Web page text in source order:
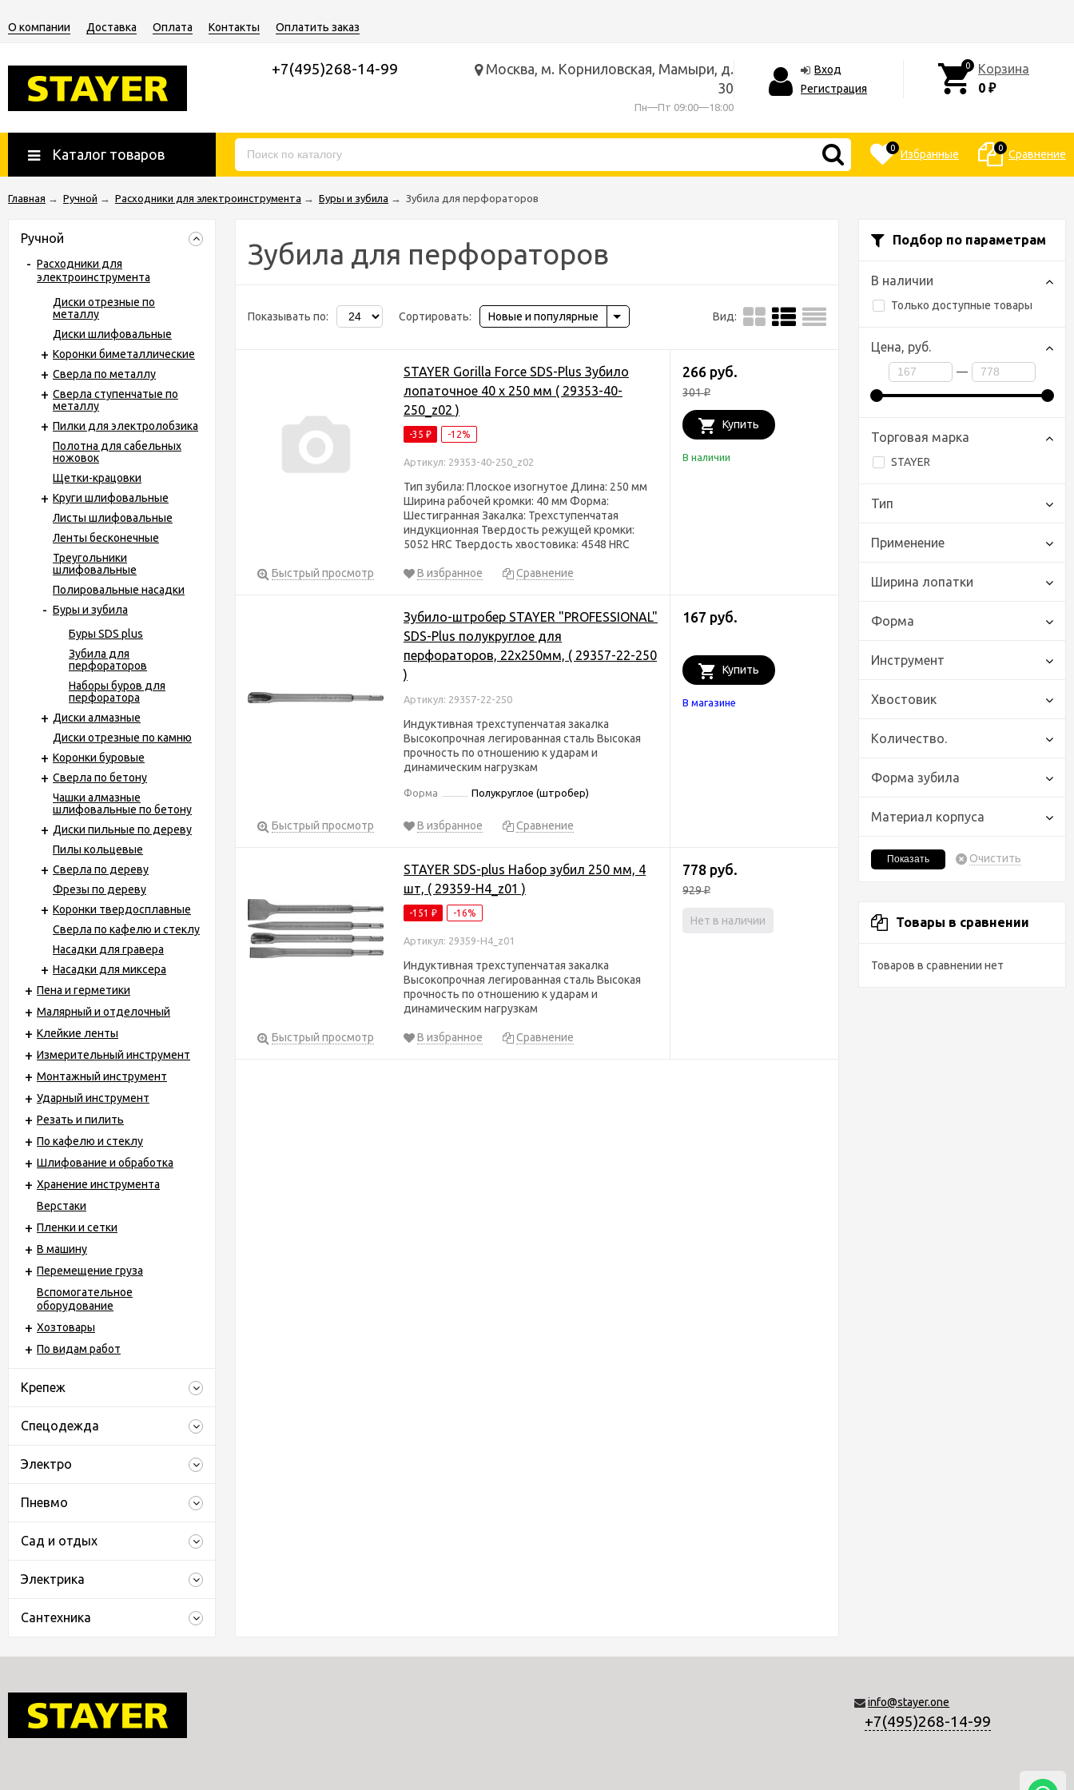
О компании Доставка Оплата Контакты Оплатить заказ
+7(495)268-14-99
Москва, м. Корниловская, Мамыри, д.
30
Пн—Пт 09:00—18:00
Вход
Регистрация
0
Корзина
0 ₽
Каталог товаров 0 Избранные 0 Сравнение
Главная → Ручной → Расходники для электроинструмента → Буры и зубила → Зубила для перфораторов
Подбор по параметрам
В наличии
Только доступные товары
Цена, руб.
—
Торговая марка
STAYER
Тип
Применение
Ширина лопатки
Форма
Инструмент
Хвостовик
Количество.
Форма зубила
Материал корпуса
Очистить
Товары в сравнении
Товаров в сравнении нет
Ручной
Расходники для
электроинструмента
Диски отрезные по
металлу
Диски шлифовальные
Коронки биметаллические
Сверла по металлу
Сверла ступенчатые по
металлу
Пилки для электролобзика
Полотна для сабельных
ножовок
Щетки-крацовки
Круги шлифовальные
Листы шлифовальные
Ленты бесконечные
Треугольники
шлифовальные
Полировальные насадки
Буры и зубила
Буры SDS plus
Зубила для
перфораторов
Наборы буров для
перфоратора
Диски алмазные
Диски отрезные по камню
Коронки буровые
Сверла по бетону
Чашки алмазные
шлифовальные по бетону
Диски пильные по дереву
Пилы кольцевые
Сверла по дереву
Фрезы по дереву
Коронки твердосплавные
Сверла по кафелю и стеклу
Насадки для гравера
Насадки для миксера
Пена и герметики
Малярный и отделочный
Клейкие ленты
Измерительный инструмент
Монтажный инструмент
Ударный инструмент
Резать и пилить
По кафелю и стеклу
Шлифование и обработка
Хранение инструмента
Верстаки
Пленки и сетки
В машину
Перемещение груза
Вспомогательное
оборудование
Хозтовары
По видам работ
Крепеж
Спецодежда
Электро
Пневмо
Сад и отдых
Электрика
Сантехника
Зубила для перфораторов
Показывать по: Сортировать: Новые и популярные Вид:
STAYER Gorilla Force SDS-Plus Зубило
лопаточное 40 х 250 мм ( 29353-40-
250_z02 )
-35 ₽ -12%
Артикул: 29353-40-250_z02
Тип зубила: Плоское изогнутое Длина: 250 мм
Ширина рабочей кромки: 40 мм Форма:
Шестигранная Закалка: Трехступенчатая
индукционная Твердость режущей кромки:
5052 HRC Твердость хвостовика: 4548 HRC
266 руб.
301₽
Купить
В наличии
Быстрый просмотр В избранное Сравнение
Зубило-штробер STAYER "PROFESSIONAL"
SDS-Plus полукруглое для
перфораторов, 22х250мм, ( 29357-22-250
)
Артикул: 29357-22-250
Индуктивная трехступенчатая закалка
Высокопрочная легированная сталь Высокая
прочность по отношению к ударам и
динамическим нагрузкам
Форма Полукруглое (штробер)
167 руб.
Купить
В магазине
Быстрый просмотр В избранное Сравнение
STAYER SDS-plus Набор зубил 250 мм, 4
шт, ( 29359-H4_z01 )
-151 ₽ -16%
Артикул: 29359-H4_z01
Индуктивная трехступенчатая закалка
Высокопрочная легированная сталь Высокая
прочность по отношению к ударам и
динамическим нагрузкам
778 руб.
929₽
Нет в наличии
Быстрый просмотр В избранное Сравнение
info@stayer.one
+7(495)268-14-99